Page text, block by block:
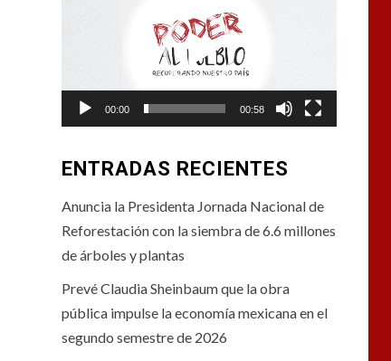
00:00 00:58
ENTRADAS RECIENTES
Anuncia la Presidenta Jornada Nacional de
Reforestación con la siembra de 6.6 millones
de árboles y plantas
Prevé Claudia Sheinbaum que la obra
pública impulse la economía mexicana en el
segundo semestre de 2026